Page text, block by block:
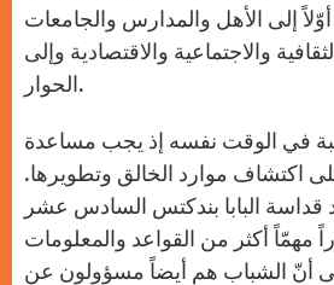
أوّلاً إلى الأهل والمدارس والجامعات
والاجتماعية والاقتصادية وإلى
الحوار.
في الوقت نفسه إذ يجب مساعدة
اكتشاف موارد الخالق وتطويرها.
قداسة البابا بندكتس السادس عشر
مهمّاً أكثر من القواعد والمعلومات
أنّ الشباب هم أيضاً مسؤولون عن